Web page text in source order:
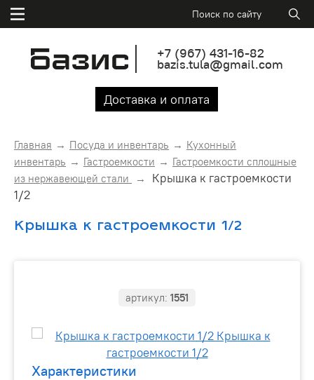
+7 (967) 431-16-82
bazis.tula@gmail.com
Доставка и оплата
Главная Посуда и инвентарь
Кухонный
инвентарь
Гастроемкости
Гастроемкости сплошные
из нержавеющей стали
Крышка к гастроемкости
1/2
Крышка к гастроемкости 1/2
артикул: 1551
Характеристики